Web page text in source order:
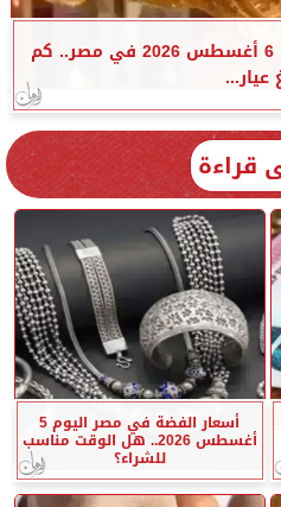
أسعار الذهب اليوم الخميس 6 أغسطس 2026 في مصر.. كم
عيار...
قراءة
أسعار الفضة في مصر اليوم 5
أغسطس 2026.. هل الوقت مناسب
للشراء؟